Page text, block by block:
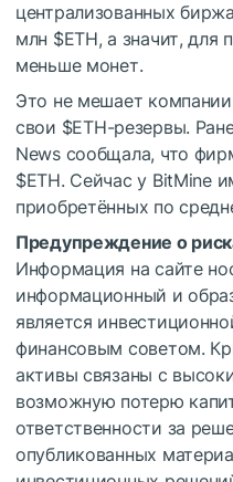
централизованных
млн $ETH, а значит, для
меньше монет.
Это не мешает
свои $ETH-резервы.
News сообщала, что
$ETH. Сейчас у BitMine
приобретённых по
Предупреждение о
Информация на сайте
информационный и
является
финансовым советом.
активы связаны с
возможную потерю
ответственности за
опубликованных